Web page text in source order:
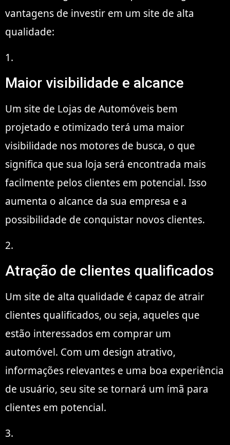
vantagens de investir em um site de alta
qualidade:
1.
Maior visibilidade e alcance
Um site de Lojas de Automóveis bem
projetado e otimizado terá uma maior
visibilidade nos motores de busca, o que
significa que sua loja será encontrada mais
facilmente pelos clientes em potencial. Isso
aumenta o alcance da sua empresa e a
possibilidade de conquistar novos clientes.
2.
Atração de clientes qualificados
Um site de alta qualidade é capaz de atrair
clientes qualificados, ou seja, aqueles que
estão interessados em comprar um
automóvel. Com um design atrativo,
informações relevantes e uma boa experiência
de usuário, seu site se tornará um ímã para
clientes em potencial.
3.